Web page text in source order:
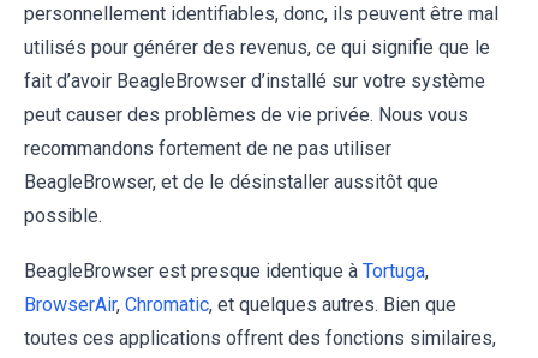
personnellement identifiables, donc, ils peuvent être mal
utilisés pour générer des revenus, ce qui signifie que le
fait d’avoir BeagleBrowser d’installé sur votre système
peut causer des problèmes de vie privée. Nous vous
recommandons fortement de ne pas utiliser
BeagleBrowser, et de le désinstaller aussitôt que
possible.
BeagleBrowser est presque identique à Tortuga,
BrowserAir, Chromatic, et quelques autres. Bien que
toutes ces applications offrent des fonctions similaires,